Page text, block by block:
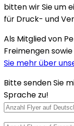
bitten wir Sie um
für Druck- und
Als Mitglied von
Freimengen
Sie mehr über
Bitte senden Sie
Sprache zu!